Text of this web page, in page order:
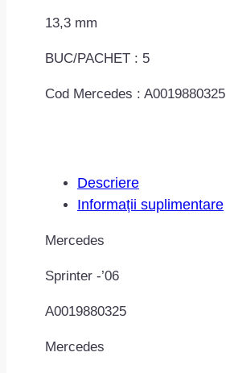
13,3 mm
BUC/PACHET : 5
Cod Mercedes : A0019880325
Descriere
Informații suplimentare
Mercedes
Sprinter -’06
A0019880325
Mercedes